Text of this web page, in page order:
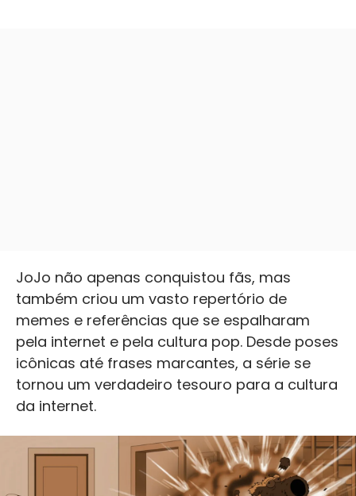
JoJo não apenas conquistou fãs, mas
também criou um vasto repertório de
memes e referências que se espalharam
pela internet e pela cultura pop. Desde poses
icônicas até frases marcantes, a série se
tornou um verdadeiro tesouro para a cultura
da internet.